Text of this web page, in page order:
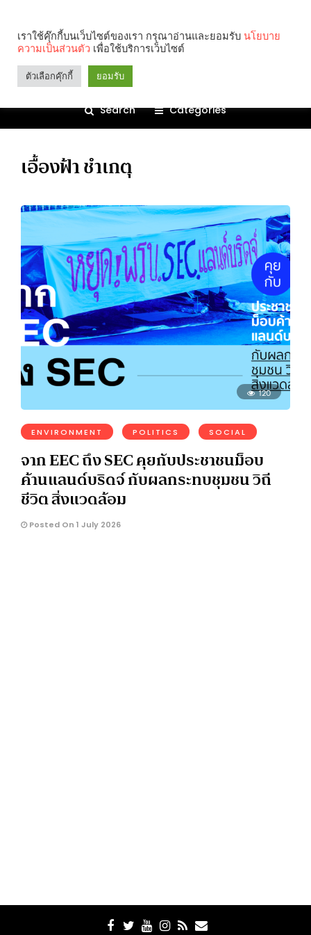
Search Categories
เอื้องฟ้า ชำเกตุ
120
ENVIRONMENT POLITICS SOCIAL
จาก EEC ถึง SEC คุยกับประชาชนม็อบ
ค้านแลนด์บริดจ์ กับผลกระทบชุมชน วิถี
ชีวิต สิ่งแวดล้อม
Posted On 1 July 2026
เราใช้คุ๊กกี้บนเว็บไซต์ของเรา กรุณาอ่านและยอมรับ นโยบาย
ความเป็นส่วนตัว เพื่อใช้บริการเว็บไซต์
ตัวเลือกคุ๊กกี้ ยอมรับ